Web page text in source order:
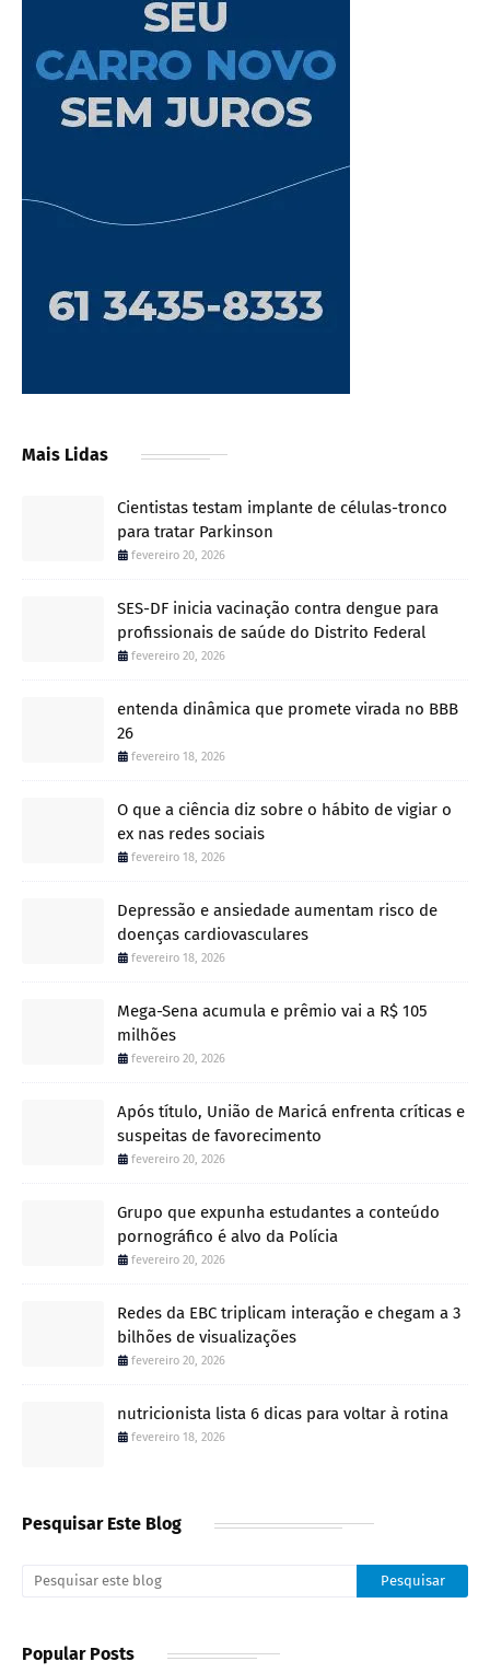
Mais Lidas
Cientistas testam implante de células-tronco
para tratar Parkinson
fevereiro 20, 2026
SES-DF inicia vacinação contra dengue para
profissionais de saúde do Distrito Federal
fevereiro 20, 2026
entenda dinâmica que promete virada no BBB
26
fevereiro 18, 2026
O que a ciência diz sobre o hábito de vigiar o
ex nas redes sociais
fevereiro 18, 2026
Depressão e ansiedade aumentam risco de
doenças cardiovasculares
fevereiro 18, 2026
Mega-Sena acumula e prêmio vai a R$ 105
milhões
fevereiro 20, 2026
Após título, União de Maricá enfrenta críticas e
suspeitas de favorecimento
fevereiro 20, 2026
Grupo que expunha estudantes a conteúdo
pornográfico é alvo da Polícia
fevereiro 20, 2026
Redes da EBC triplicam interação e chegam a 3
bilhões de visualizações
fevereiro 20, 2026
nutricionista lista 6 dicas para voltar à rotina
fevereiro 18, 2026
Pesquisar Este Blog
Popular Posts